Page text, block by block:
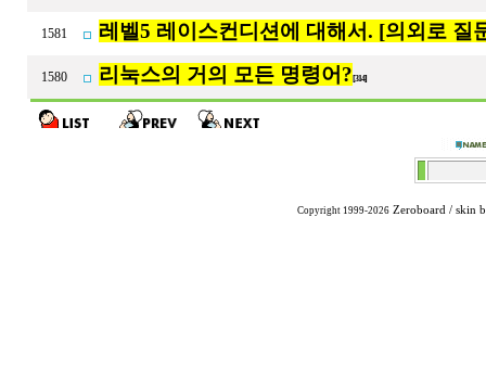
1581 레벨5 레이스컨디션에 대해서. [의외로 질
1580 리눅스의 거의 모든 명령어? [314]
Copyright 1999-2026 Zeroboard / skin